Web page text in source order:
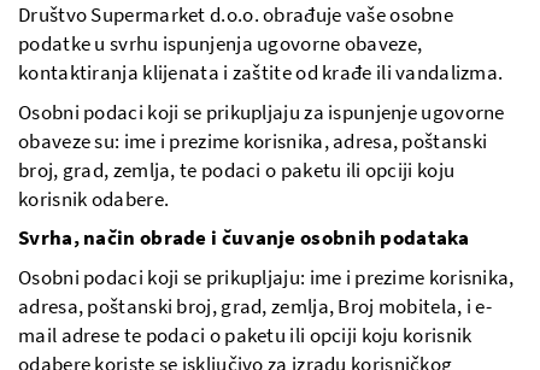
Društvo Supermarket d.o.o. obrađuje vaše osobne
podatke u svrhu ispunjenja ugovorne obaveze,
kontaktiranja klijenata i zaštite od krađe ili vandalizma.
Osobni podaci koji se prikupljaju za ispunjenje ugovorne
obaveze su: ime i prezime korisnika, adresa, poštanski
broj, grad, zemlja, te podaci o paketu ili opciji koju
korisnik odabere.
Svrha, način obrade i čuvanje osobnih podataka
Osobni podaci koji se prikupljaju: ime i prezime korisnika,
adresa, poštanski broj, grad, zemlja, Broj mobitela, i e-
mail adrese te podaci o paketu ili opciji koju korisnik
odabere koriste se isključivo za izradu korisničkog